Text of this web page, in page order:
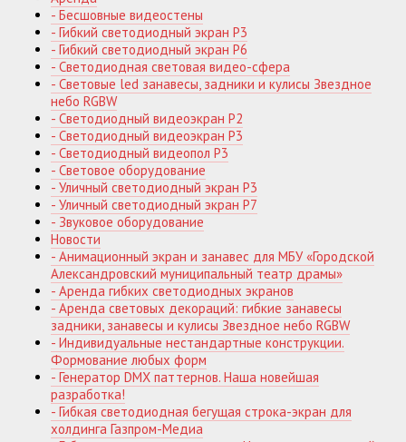
- Бесшовные видеостены
- Гибкий светодиодный экран P3
- Гибкий светодиодный экран P6
- Светодиодная световая видео-сфера
- Световые led занавесы, задники и кулисы Звездное
небо RGBW
- Светодиодный видеоэкран Р2
- Светодиодный видеоэкран Р3
- Светодиодный видеопол P3
- Световое оборудование
- Уличный светодиодный экран P3
- Уличный светодиодный экран P7
- Звуковое оборудование
Новости
- Анимационный экран и занавес для МБУ «Городской
Александровский муниципальный театр драмы»
- Аренда гибких светодиодных экранов
- Аренда световых декораций: гибкие занавесы
задники, занавесы и кулисы Звездное небо RGBW
- Индивидуальные нестандартные конструкции.
Формование любых форм
- Генератор DMX паттернов. Наша новейшая
разработка!
- Гибкая светодиодная бегущая строка-экран для
холдинга Газпром-Медиа